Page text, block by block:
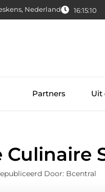
Nederland 16:15:11
Partners Uit
Door: Bcentral